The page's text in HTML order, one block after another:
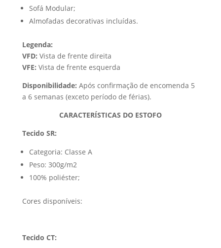
Sofá Modular;
Almofadas decorativas incluídas.
Legenda:
VFD: Vista de frente direita
VFE: Vista de frente esquerda
Disponibilidade: Após confirmação de encomenda 5
a 6 semanas (exceto período de férias).
CARACTERÍSTICAS DO ESTOFO
Tecido SR:
Categoria: Classe A
Peso: 300g/m2
100% poliéster;
Cores disponíveis:
Tecido CT: